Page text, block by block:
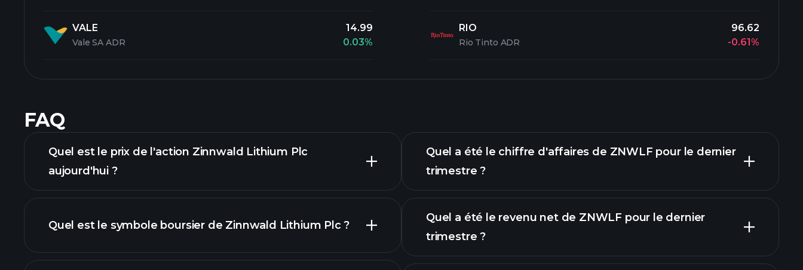
VALE
Vale SA ADR
14.99
0.03%
RIO
Rio Tinto ADR
96.62
-0.61%
FAQ
Quel est le prix de l'action Zinnwald Lithium Plc
aujourd'hui ?
graphique avancé
Quel est le symbole boursier de Zinnwald Lithium Plc ?
Quel a été le chiffre d'affaires de ZNWLF pour le dernier
trimestre ?
rapports financiers
Quel a été le revenu net de ZNWLF pour le dernier
trimestre ?